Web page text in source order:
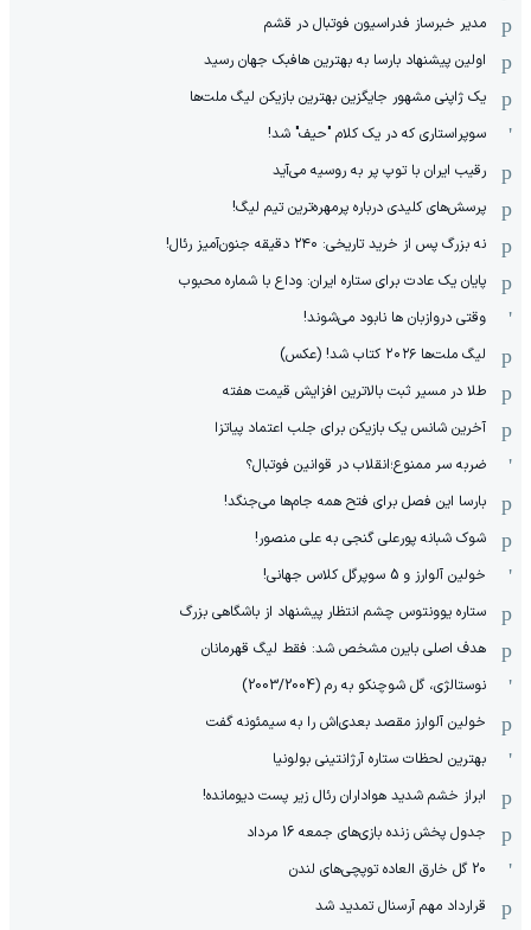
مدیر خبرساز فدراسیون فوتبال در قشم
اولین پیشنهاد بارسا به بهترین هافبک جهان رسید
یک ژاپنی مشهور جایگزین بهترین بازیکن لیگ ملت‌ها
سوپراستاری که در یک کلام "حیف" شد!
رقیب ایران با توپ پر به روسیه می‌آید
پرسش‌های کلیدی درباره پرمهره‌ترین تیم لیگ!
نه بزرگ پس از خرید تاریخی: ۲۴۰ دقیقه جنون‌آمیز رئال!
پایان یک عادت برای ستاره ایران: وداع با شماره محبوب
وقتی دروازبان ها نابود می‌شوند!
لیگ ملت‌ها ٢٠٢۶ کتاب شد! (عکس)
طلا در مسیر ثبت بالاترین افزایش قیمت هفته
آخرین شانس یک بازیکن برای جلب اعتماد پیاتزا
ضربه سر ممنوع؛انقلاب در قوانین فوتبال؟
بارسا این فصل برای فتح همه جام‌ها می‌جنگد!
شوک شبانه پورعلی گنجی به علی منصور!
خولین آلوارز و 5 سوپرگل کلاس جهانی!
ستاره یوونتوس چشم انتظار پیشنهاد از باشگاهی بزرگ
هدف اصلی بایرن مشخص شد: فقط لیگ قهرمانان
نوستالژی، گل شوچنکو به رم (2003/2004)
خولین آلوارز مقصد بعدی‌اش را به سیمئونه گفت
بهترین لحظات ستاره آرژانتینی بولونیا
ابراز خشم شدید هواداران رئال زیر پست دیومانده!
جدول پخش زنده بازی‌های جمعه 16 مرداد
20 گل خارق العاده توپچی‌های لندن
قرارداد مهم آرسنال تمدید شد